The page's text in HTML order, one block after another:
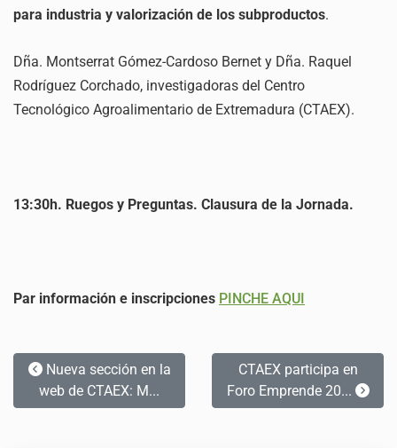
para industria y valorización de los subproductos.
Dña. Montserrat Gómez-Cardoso Bernet y Dña. Raquel
Rodríguez Corchado, investigadoras del Centro
Tecnológico Agroalimentario de Extremadura (CTAEX).
13:30h. Ruegos y Preguntas. Clausura de la Jornada.
Par información e inscripciones PINCHE AQUI
Nueva sección en la
web de CTAEX: M...
CTAEX participa en
Foro Emprende 20...